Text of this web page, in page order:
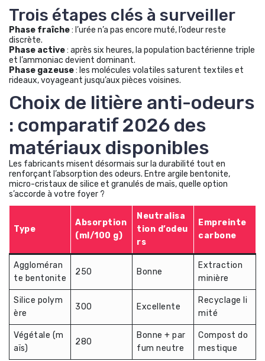
Trois étapes clés à surveiller
Phase fraîche: l’urée n’a pas encore muté, l’odeur reste
discrète.
Phase active: après six heures, la population bactérienne triple
et l’ammoniac devient dominant.
Phase gazeuse: les molécules volatiles saturent textiles et
rideaux, voyageant jusqu’aux pièces voisines.
Choix de litière anti-odeurs
: comparatif 2026 des
matériaux disponibles
Les fabricants misent désormais sur la durabilité tout en
renforçant l’absorption des odeurs. Entre argile bentonite,
micro-cristaux de silice et granulés de maïs, quelle option
s’accorde à votre foyer ?
Type
Absorption
(ml/100 g)
Neutralisa
tion d’odeu
rs
Empreinte
carbone
Aggloméran
te bentonite
250 Bonne
Extraction
minière
Silice polym
ère
300 Excellente
Recyclage li
mité
Végétale (m
aïs)
280
Bonne + par
fum neutre
Compost do
mestique